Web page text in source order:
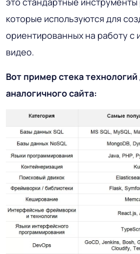
которые используются для
ориентированных на работу с
видео.
Вот пример стека
аналогичного сайта: